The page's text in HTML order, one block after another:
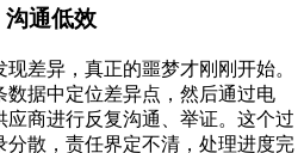
通低效
差异，真正的噩梦才刚刚开始。
数据中定位差异点，然后通过电
商进行反复沟通、举证。这个过
散，责任界定不清，处理进度完